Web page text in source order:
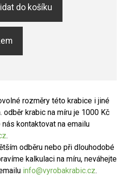
do košíku
rozměry této krabice i jiné
odběr krabic na míru je 1000 Kč
kontaktovat na emailu
.
odběru nebo při dlouhodobé
kalkulaci na míru, neváhejte
info@vyrobakrabic.cz.